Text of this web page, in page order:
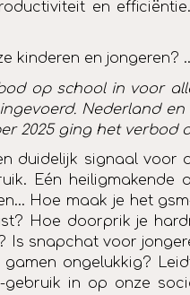
en
kinderen en jongeren?
op school in voor
Nederland
2025 ging het verbod
duidelijk signaal voor
Eén heiligmakende
Hoe maak je het
Hoe doorprik je
snapchat voor
ongelukkig?
in op onze